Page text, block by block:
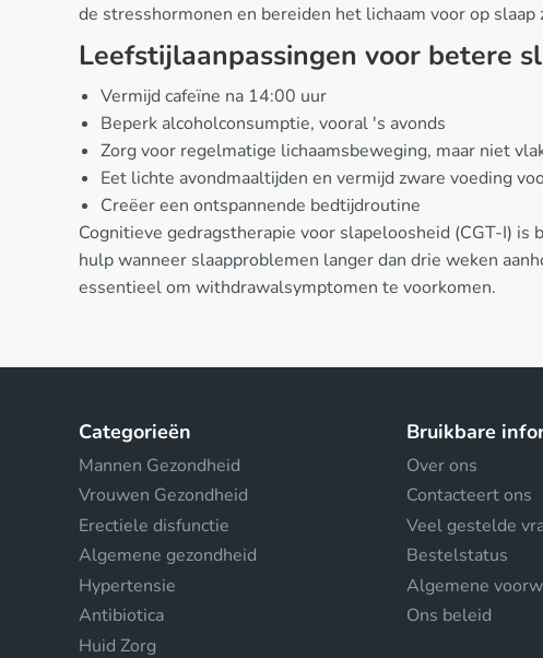
de stresshormonen en bereiden het lichaam voor op slaap
Leefstijlaanpassingen voor betere
Vermijd cafeïne na 14:00 uur
Beperk alcoholconsumptie, vooral 's avonds
Zorg voor regelmatige lichaamsbeweging, maar niet
Eet lichte avondmaaltijden en vermijd zware voeding
Creëer een ontspannende bedtijdroutine
Cognitieve gedragstherapie voor slapeloosheid (CGT-I)
hulp wanneer slaapproblemen langer dan drie weken
essentieel om withdrawalsymptomen te voorkomen.
Categorieën
Mannen Gezondheid
Vrouwen Gezondheid
Erectiele disfunctie
Algemene gezondheid
Hypertensie
Antibiotica
Huid Zorg
Bruikbare
Over ons
Contacteert ons
Veel gestelde
Bestelstatus
Algemene
Ons beleid